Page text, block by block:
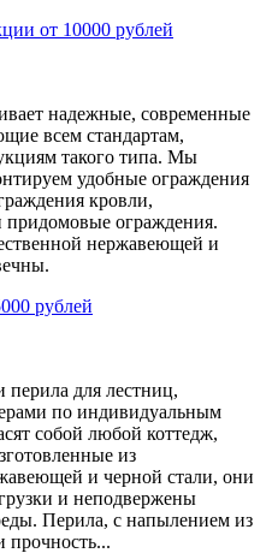
от 10000 рублей
надежные, современные
всем стандартам,
такого типа. Мы
удобные ограждения
кровли,
ограждения.
нержавеющей и
рублей
для лестниц,
по индивидуальным
собой любой коттедж,
из
и черной стали, они
и неподвержены
Перила, с напылением из
прочность...